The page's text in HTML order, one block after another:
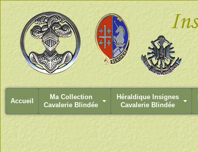
Accueil
Ma Collection
Cavalerie Blindée
Héraldique Insignes
Cavalerie Blindée